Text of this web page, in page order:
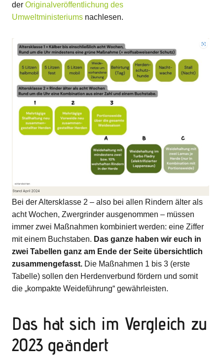
der Originalveröffentlichung des
Umweltministeriumsnachlesen.
Bei der Altersklasse 2 – also bei allen Rindern älter als
acht Wochen, Zwergrinder ausgenommen – müssen
immer zwei Maßnahmen kombiniert werden: eine Ziffer
mit einem Buchstaben. Das ganze haben wir euch in
zwei Tabellen ganz am Ende der Seite übersichtlich
zusammengefasst.Die Maßnahmen 1 bis 3 (erste
Tabelle) sollen den Herdenverbund fördern und somit
die „kompakte Weideführung“ gewährleisten.
Das hat sich im Vergleich zu
2023 geändert